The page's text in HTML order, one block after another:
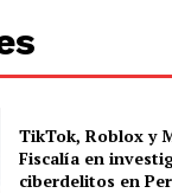
TikTok, Roblox y
Fiscalía en
ciberdelitos en